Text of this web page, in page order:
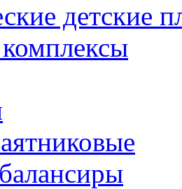
детские